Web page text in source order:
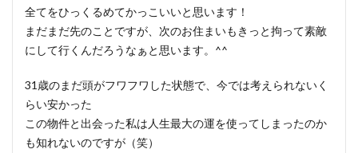
全てをひっくるめてかっこいいと思います！
まだまだ先のことですが、次のお住まいもきっと拘って素敵
にして行くんだろうなぁと思います。^^
31歳のまだ頭がフワフワした状態で、今では考えられないく
らい安かった
この物件と出会った私は人生最大の運を使ってしまったのか
も知れないのですが（笑）